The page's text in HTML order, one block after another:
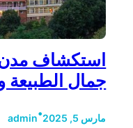
استكشاف مدن
جمال الطبيعة
مارس 5, 2025 •
admin